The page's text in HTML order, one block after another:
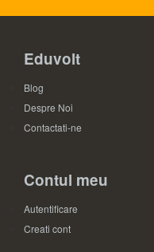
Eduvolt
Blog
Despre Noi
Contactati-ne
Contul meu
Autentificare
Creati cont